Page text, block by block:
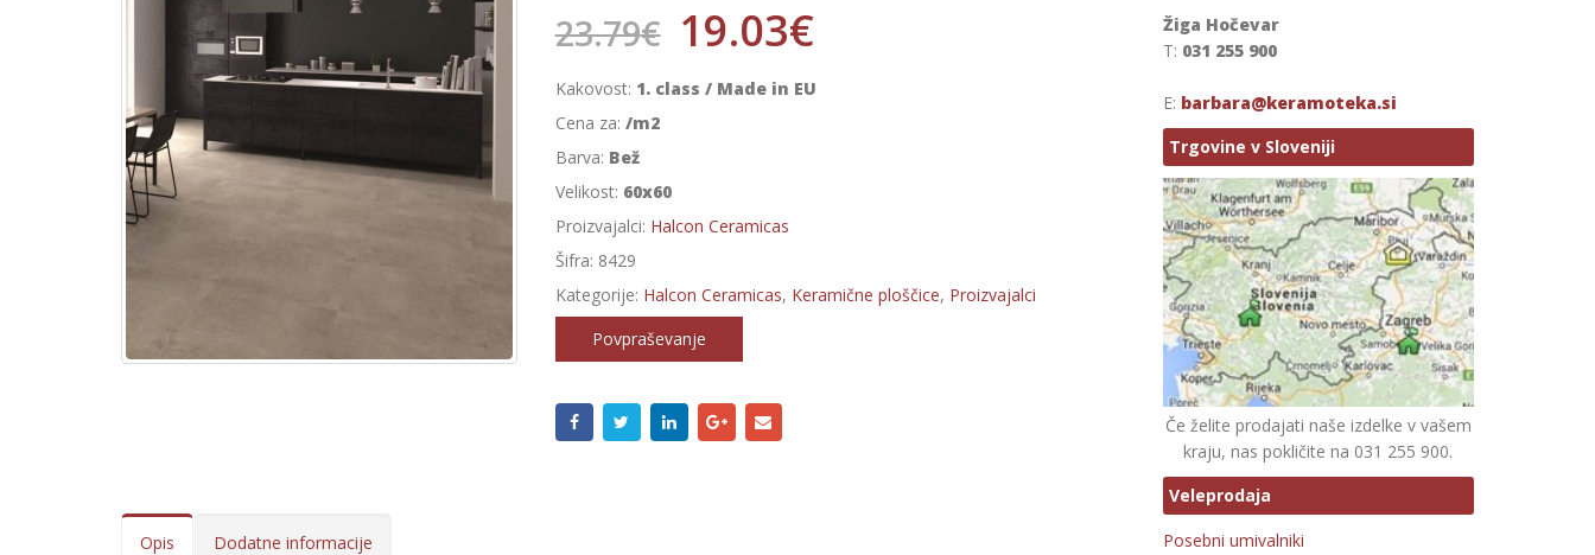
23.79€ 19.03€
Kakovost: 1. class / Made in EU
Cena za: /m2
Barva: Bež
Velikost: 60x60
Proizvajalci: Halcon Ceramicas
Šifra: 8429
Kategorije: Halcon Ceramicas, Keramične ploščice, Proizvajalci
Povpraševanje
Opis Dodatne informacije
Žiga Hočevar
T: 031 255 900
E: barbara@keramoteka.si
Trgovine v Sloveniji
Če želite prodajati naše izdelke v vašem
kraju, nas pokličite na 031 255 900.
Veleprodaja
Posebni umivalniki